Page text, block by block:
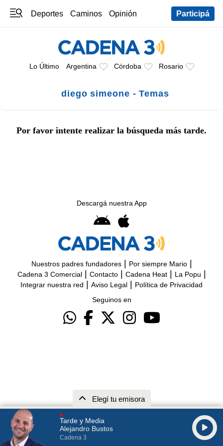
Tarde y Media
Alejandro Bustos
Cadena 3
Elegí tu emisora
Deportes Caminos
Opinión
Participá
Lo Último Argentina Córdoba Rosario
diego simeone - Temas
Por favor intente realizar la búsqueda más tarde.
Descargá nuestra App
Nuestros padres fundadores| Por siempre Mario|
Cadena 3 Comercial| Contacto| Cadena Heat| La Popu
Integrar nuestra red Aviso Legal
Política de Privacidad
Seguinos en